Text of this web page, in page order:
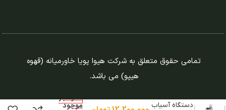
تمامی حقوق متعلق به شرکت هیوا پویا خاورمیانه (قهوه
هیپو) می باشد.
دستگاه آسیاب
در انبار
موجود